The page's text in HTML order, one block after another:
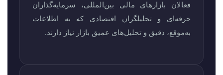
فعالان بازارهای مالی بین‌المللی، سرمایه‌گذاران
حرفه‌ای و تحلیلگران اقتصادی که به اطلاعات
به‌موقع، دقیق و تحلیل‌های عمیق بازار نیاز دارند.